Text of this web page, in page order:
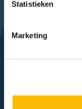
Statistieken
Marketing
Topaz
Topaz Overrhyn
Topaz Revitel
Topaz Zuydtwijck